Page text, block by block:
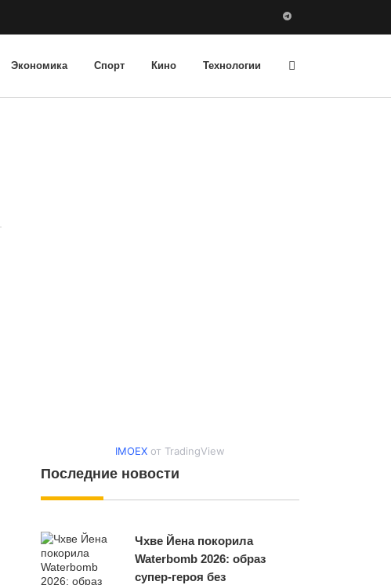
Экономика Спорт Кино Технологии
IMOEX от TradingView
Последние новости
Чхве Йена покорила
Waterbomb 2026: образ
супер-героя без